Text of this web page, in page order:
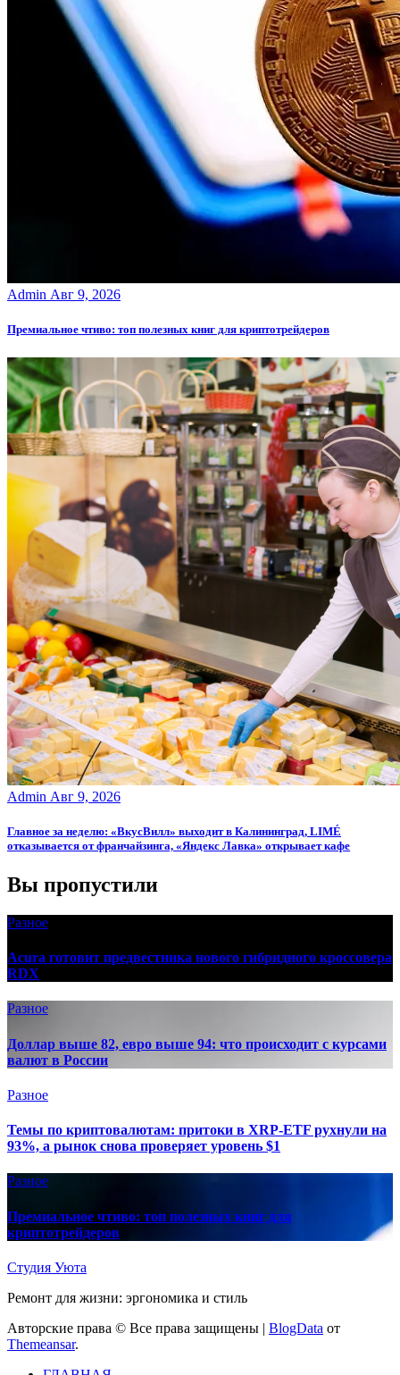
Admin Авг 9, 2026
Премиальное чтиво: топ полезных книг для криптотрейдеров
Admin Авг 9, 2026
Главное за неделю: «ВкусВилл» выходит в Калининград, LIMÉ
отказывается от франчайзинга, «Яндекс Лавка» открывает кафе
Вы пропустили
Разное
Acura готовит предвестника нового гибридного кроссовера
RDX
Разное
Доллар выше 82, евро выше 94: что происходит с курсами
валют в России
Разное
Темы по криптовалютам: притоки в XRP-ETF рухнули на
93%, а рынок снова проверяет уровень $1
Разное
Премиальное чтиво: топ полезных книг для
криптотрейдеров
Студия Уюта
Ремонт для жизни: эргономика и стиль
Авторские права © Все права защищены | BlogData от
Themeansar.